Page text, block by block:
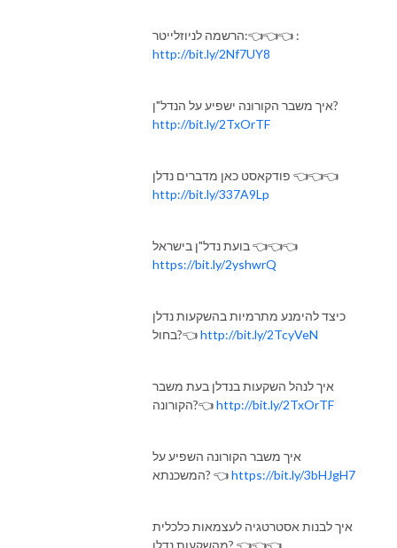
הרשמה לניוזלייטר:👈👈👈 :
http://bit.ly/2Nf7UY8
איך משבר הקורונה ישפיע על הנדל"ן?
http://bit.ly/2TxOrTF
פודקאסט כאן מדברים נדלן 👈👈👈
http://bit.ly/337A9Lp
בועת נדל"ן בישראל 👈👈👈
https://bit.ly/2yshwrQ
כיצד להימנע מתרמיות בהשקעות נדלן
בחול?👈http://bit.ly/2TcyVeN
איך לנהל השקעות בנדלן בעת משבר
הקורונה?👈http://bit.ly/2TxOrTF
איך משבר הקורונה השפיע על
המשכנתא? 👈https://bit.ly/3bHJgH7
איך לבנות אסטרטגיה לעצמאות כלכלית